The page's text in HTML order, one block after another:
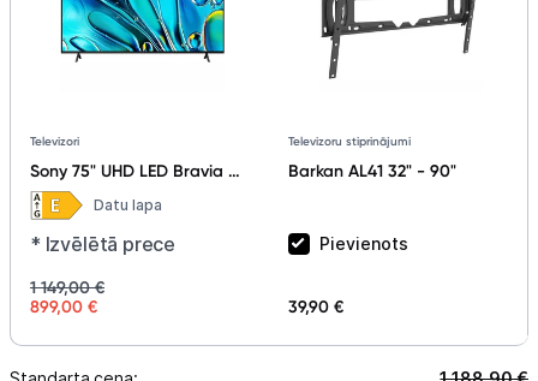
Televizori
Sony 75" UHD LED Bravia 3
Google TV K75S35B.CEI
Datu lapa
* Izvēlētā prece
1 149,00 €
899,00 €
Televizoru stiprinājumi
Barkan AL41 32" - 90"
Pievienots
39,90 €